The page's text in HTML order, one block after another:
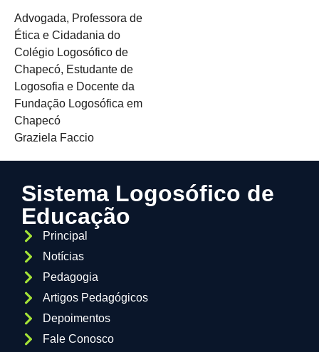
Advogada, Professora de
Ética e Cidadania do
Colégio Logosófico de
Chapecó, Estudante de
Logosofia e Docente da
Fundação Logosófica em
Chapecó
Graziela Faccio
Sistema Logosófico de
Educação
Principal
Notícias
Pedagogia
Artigos Pedagógicos
Depoimentos
Fale Conosco